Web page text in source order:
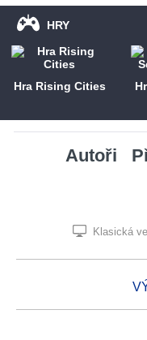
HRY
Hra Rising Cities
Autoři
Klasická